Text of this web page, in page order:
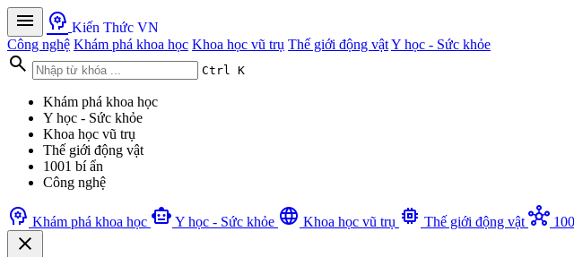
menu psychology Kiến Thức VN
Công nghệ Khám phá khoa học Khoa học vũ trụ Thế giới động vậtY học - Sức khỏe
search Ctrl K
Khám phá khoa học
Y học - Sức khỏe
Khoa học vũ trụ
Thế giới động vật
1001 bí ẩn
Công nghệ
psychology Khám phá khoa học smart_toy Y học - Sức khỏe language Khoa học vũ trụ memory Thế giới động vật hub
close